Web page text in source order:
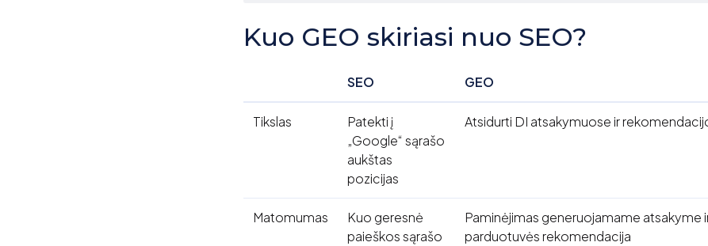
Kuo GEO skiriasi nuo SEO?
SEO GEO
Tikslas
Patekti į
„Google“ sąrašo
aukštas
pozicijas
Atsidurti DI atsakymuose ir
Matomumas
Kuo geresnė
paieškos sąrašo
Paminėjimas generuojamame atsakyme
parduotuvės rekomendacija